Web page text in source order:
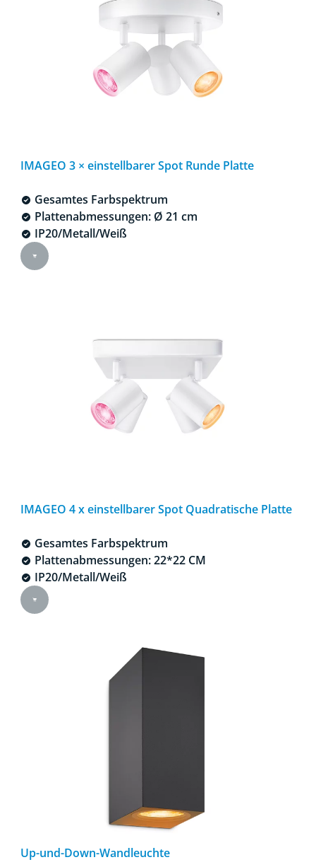
IMAGEO 3 × einstellbarer Spot Runde Platte
Gesamtes Farbspektrum
Plattenabmessungen: Ø 21 cm
IP20/Metall/Weiß
IMAGEO 4 x einstellbarer Spot Quadratische Platte
Gesamtes Farbspektrum
Plattenabmessungen: 22*22 CM
IP20/Metall/Weiß
Up-und-Down-Wandleuchte